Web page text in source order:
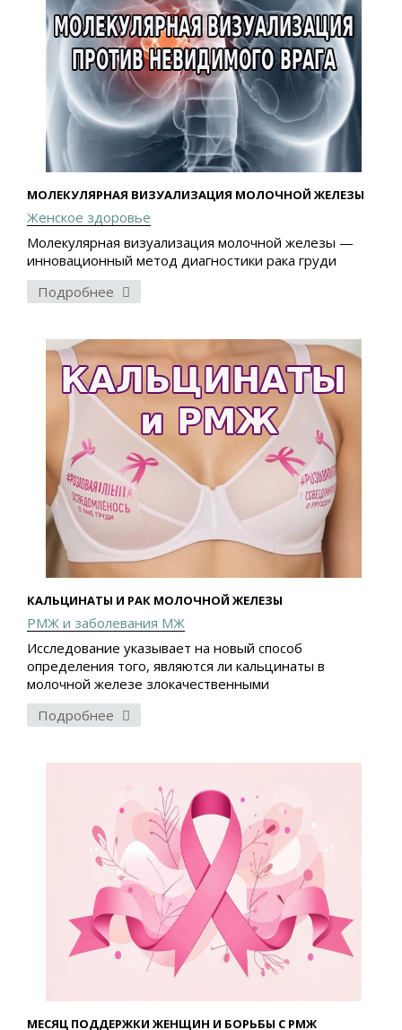
МОЛЕКУЛЯРНАЯ ВИЗУАЛИЗАЦИЯ МОЛОЧНОЙ ЖЕЛЕЗЫ
Женское здоровье
Молекулярная визуализация молочной железы —
инновационный метод диагностики рака груди
Подробнее
КАЛЬЦИНАТЫ И РАК МОЛОЧНОЙ ЖЕЛЕЗЫ
РМЖ и заболевания МЖ
Исследование указывает на новый способ
определения того, являются ли кальцинаты в
молочной железе злокачественными
Подробнее
МЕСЯЦ ПОДДЕРЖКИ ЖЕНЩИН И БОРЬБЫ С РМЖ